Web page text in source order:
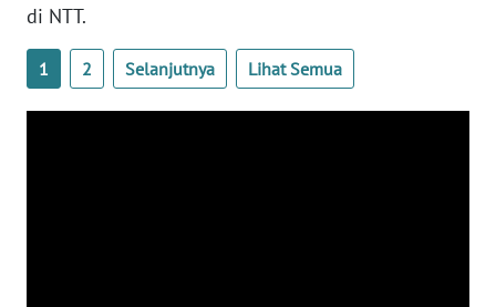
di NTT.
1 2 Selanjutnya Lihat Semua
JOGJA